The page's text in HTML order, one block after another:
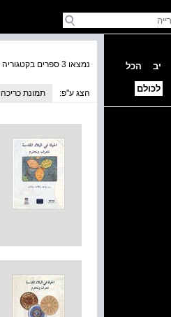
יב הכל
לכולם
נמצאו 3 ספרים בקטגוריה
הצג ע''פ: תמונת כריכה